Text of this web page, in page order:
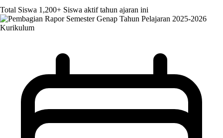
Total Siswa 1,200+ Siswa aktif tahun ajaran ini
Kurikulum